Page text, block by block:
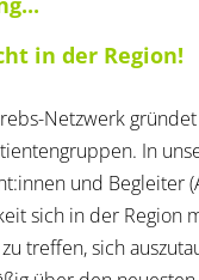
in der Region!
Netzwerk
In
und Begleiter
sich in der Region
treffen, sich